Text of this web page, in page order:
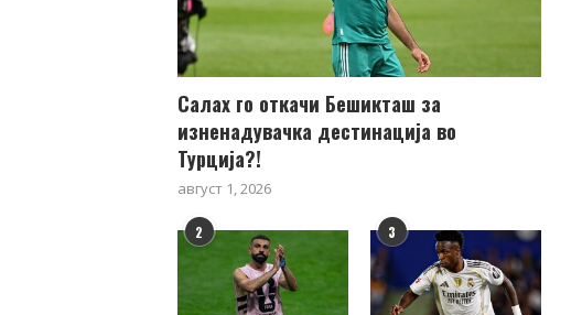
Салах го откачи Бешикташ за
изненадувачка дестинација во
Турција?!
август 1, 2026
2 3